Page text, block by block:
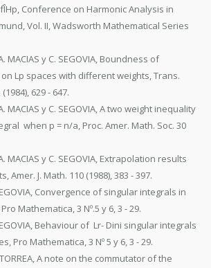
Conference on Harmonic Analysis in
Vol. II, Wadsworth Mathematical Series
MACIAS y C. SEGOVIA, Boundness of
Lp spaces with different weights, Trans.
629 - 647.
MACIAS y C. SEGOVIA, A two weight inequality
when p = n/a, Proc. Amer. Math. Soc. 30
MACIAS y C. SEGOVIA, Extrapolation results
Amer. J. Math. 110 (1988), 383 - 397.
Convergence of singular integrals in
Mathematica, 3 Nº.5 y 6, 3 - 29.
Behaviour of Lr- Dini singular integrals
Pro Mathematica, 3 Nº 5 y 6, 3 - 29.
TORREA, A note on the commutator of the